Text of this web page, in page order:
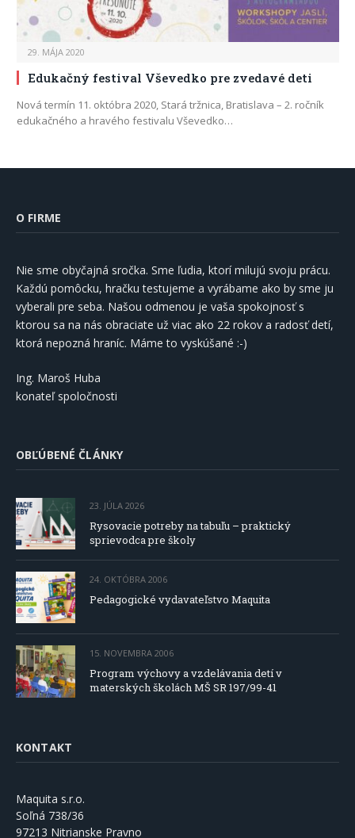
29. MÁJA 2020
Edukačný festival Vševedko pre zvedavé deti
Nová termín 11. októbra 2020, Stará tržnica, Bratislava – 2. ročník
edukačného a hravého festivalu Vševedko…
O FIRME
Nie sme obyčajná sročka. Sme ľudia, ktorí milujú svoju prácu.
Každú pomôcku, hračku testujeme a vyrábame ako by sme ju
vyberali pre seba. Našou odmenou je vaša spokojnosť s
ktorou sa na nás obraciate už viac ako 22 rokov a radosť detí,
ktorá nepozná hraníc. Máme to vyskúšané :-)
Ing. Maroš Huba
konateľ spoločnosti
OBĽÚBENÉ ČLÁNKY
23. JÚLA 2026
Rysovacie potreby na tabuľu – praktický
sprievodca pre školy
24. OKTÓBRA 2006
Pedagogické vydavateľstvo Maquita
15. NOVEMBRA 2006
Program výchovy a vzdelávania detí v
materských školách MŠ SR 197/99-41
KONTAKT
Maquita s.r.o.
Soľná 738/36
97213 Nitrianske Pravno